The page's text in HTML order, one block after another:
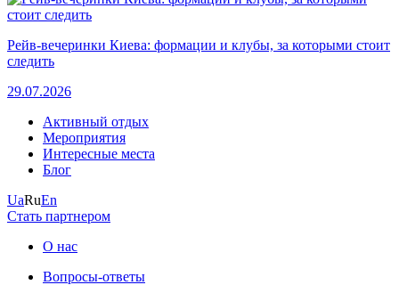
Рейв-вечеринки Киева: формации и клубы, за которыми стоит
следить
29.07.2026
Активный отдых
Мероприятия
Интересные места
Блог
UaRuEn
Стать партнером
О нас
Вопросы-ответы